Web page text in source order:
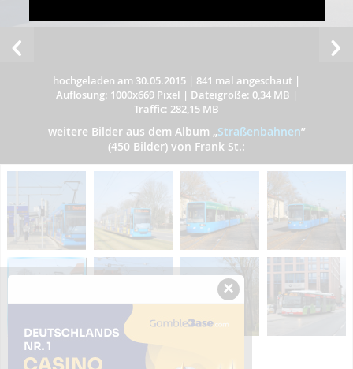
hochgeladen am 30.05.2015 | 841 mal angeschaut |
Auflösung: 1000x669 Pixel | Dateigröße: 0,34 MB |
Traffic: 282,15 MB
weitere Bilder aus dem Album „Straßenbahnen”
(450 Bilder) von Frank St.:
×